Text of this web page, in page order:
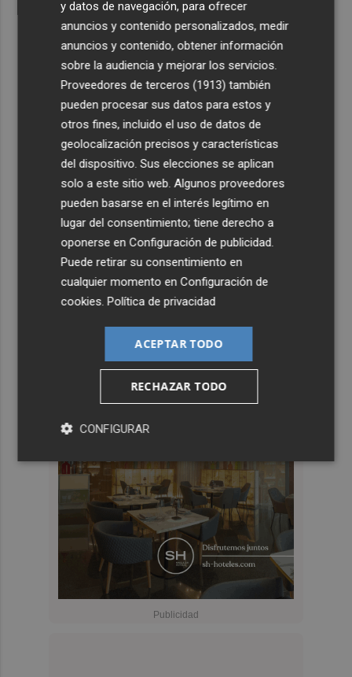
y datos de navegación, para ofrecer
anuncios y contenido personalizados, medir
anuncios y contenido, obtener información
sobre la audiencia y mejorar los servicios.
Proveedores de terceros (1913) también
pueden procesar sus datos para estos y
otros fines, incluido el uso de datos de
geolocalización precisos y características
del dispositivo. Sus elecciones se aplican
solo a este sitio web. Algunos proveedores
pueden basarse en el interés legítimo en
lugar del consentimiento; tiene derecho a
oponerse enConfiguración de publicidad
Puede retirar su consentimiento en
cualquier momento enConfiguración de
cookies .Política de privacidad
ACEPTAR TODO
RECHAZAR TODO
CONFIGURAR